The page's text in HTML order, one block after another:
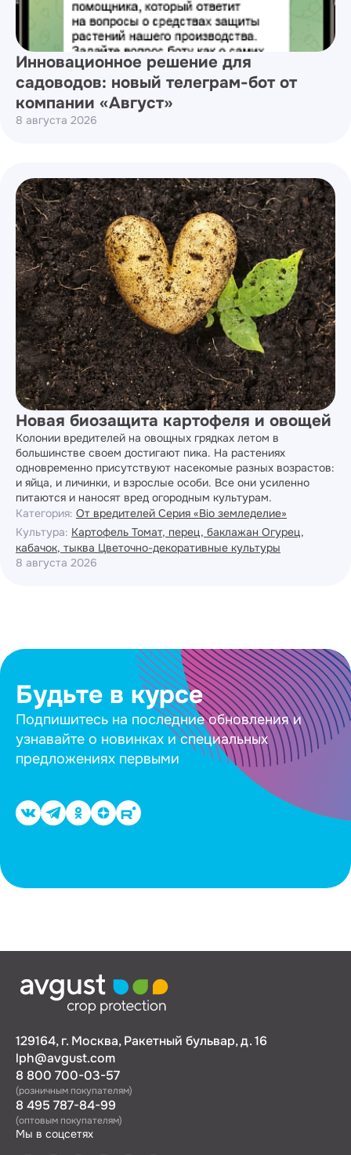
Инновационное решение для
садоводов: новый телеграм-бот от
компании «Август»
8 августа 2026
Новая биозащита картофеля и овощей
Колонии вредителей на овощных грядках летом в
большинстве своем достигают пика. На растениях
одновременно присутствуют насекомые разных возрастов:
и яйца, и личинки, и взрослые особи. Все они усиленно
питаются и наносят вред огородным культурам.
Категория: От вредителей Серия «Bio земледелие»
Культура: Картофель Томат, перец, баклажан Огурец,
кабачок, тыква Цветочно-декоративные культуры
8 августа 2026
Будьте в курсе
Подпишитесь на последние обновления и
узнавайте о новинках и специальных
предложениях первыми
129164, г. Москва, Ракетный бульвар, д. 16
lph@avgust.com
8 800 700-03-57
(розничным покупателям)
8 495 787-84-99
(оптовым покупателям)
Мы в соцсетях